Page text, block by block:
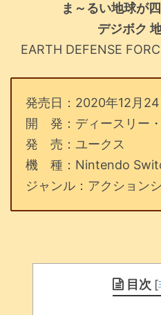
ま～るい地球が
デジボク
EARTH DEFENSE
発売日：2020年12月24
開 発：ディースリー
発 売：ユークス
機 種：Nintendo
ジャンル：アクション
目次 [